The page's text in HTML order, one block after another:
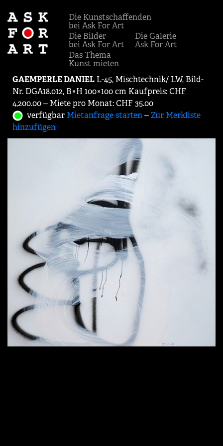
Die Kunstschaffenden
bei Ask For Art
Die Bilder
bei Ask For Art
Die Galerie
Ask For Art
Das Thema
Kunst mieten
GAEMPERLE DANIEL L-45, Mischtechnik/ LW, Bild-
Nr. DGA18.012, B×H 100×100 cm Kaufpreis: CHF
4,200.00 ‒ Miete pro Monat: CHF 35.00
verfügbar Mietanfrage starten‒Zur Merkliste
hinzufügen